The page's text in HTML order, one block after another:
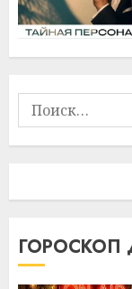
Найти:
ГОРОСКОП